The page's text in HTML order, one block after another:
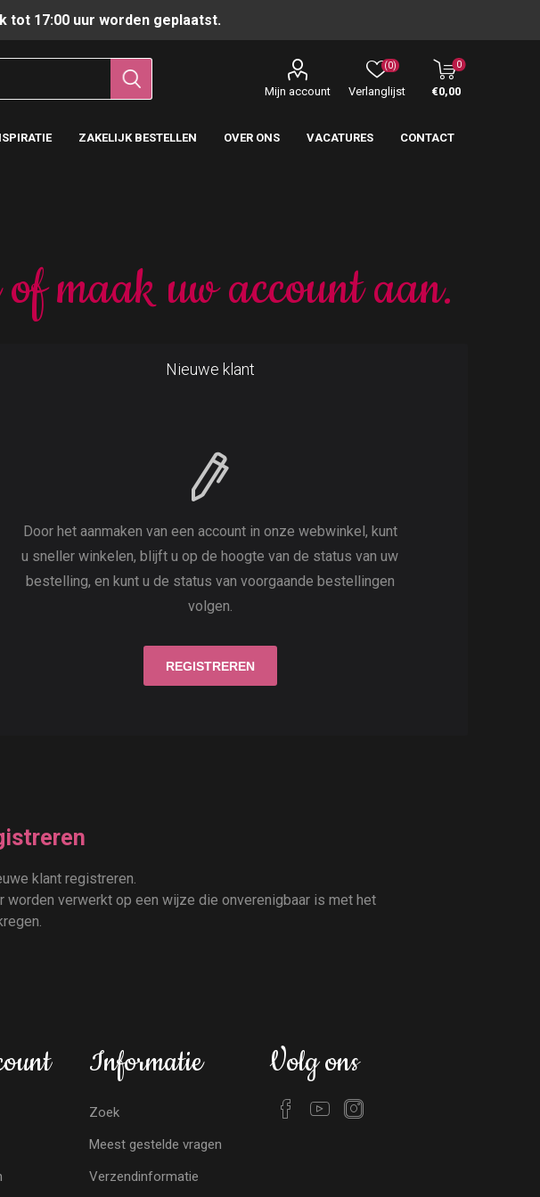
tot 17:00 uur worden geplaatst.
Mijn account Verlanglijst
(0) 0
€0,00
ZAKELIJK BESTELLEN OVER ONS VACATURES CONTACT
maak uw account aan.
Nieuwe klant
Door het aanmaken van een account in onze webwinkel, kunt
u sneller winkelen, blijft u op de hoogte van de status van uw
bestelling, en kunt u de status van voorgaande bestellingen
volgen.
klant registreren.
verwerkt op een wijze die onverenigbaar is met het
Informatie
Zoek
Meest gestelde vragen
Verzendinformatie
Volg ons